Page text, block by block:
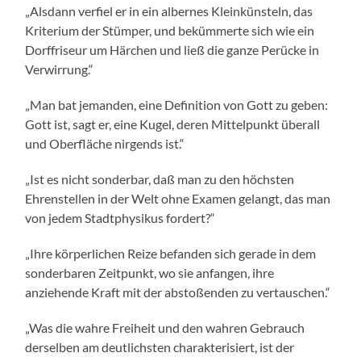
„Alsdann verfiel er in ein albernes Kleinkünsteln, das
Kriterium der Stümper, und bekümmerte sich wie ein
Dorffriseur um Härchen und ließ die ganze Perücke in
Verwirrung.“
„Man bat jemanden, eine Definition von Gott zu geben:
Gott ist, sagt er, eine Kugel, deren Mittelpunkt überall
und Oberfläche nirgends ist.“
„Ist es nicht sonderbar, daß man zu den höchsten
Ehrenstellen in der Welt ohne Examen gelangt, das man
von jedem Stadtphysikus fordert?“
„Ihre körperlichen Reize befanden sich gerade in dem
sonderbaren Zeitpunkt, wo sie anfangen, ihre
anziehende Kraft mit der abstoßenden zu vertauschen.“
„Was die wahre Freiheit und den wahren Gebrauch
derselben am deutlichsten charakterisiert, ist der